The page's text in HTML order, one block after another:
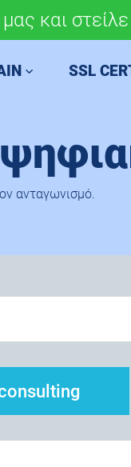
καισου
SSL
ανταγωνισμό.